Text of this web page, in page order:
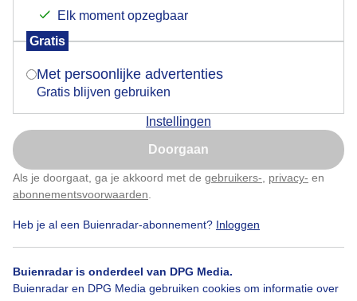
Elk moment opzegbaar
Gratis
Met persoonlijke advertenties
Gratis blijven gebruiken
Instellingen
Doorgaan
Als je doorgaat, ga je akkoord met de gebruikers- privacy- en
abonnementsvoorwaarden
Heb je al een Buienradar-abonnement? Inloggen
Buienradar is onderdeel van DPG Media.
Buienradar en DPG Media gebruiken cookies om informatie over
schaatsen op natuurijs… of toch nog even niet. De Schaatsradar
gaat namelijk niet over één nacht ijs, maar wordt mede mogelijk
Nederland. Op onze Schaatsradar staan dan ook uitsluitend
natuurijsbanen en toertochten die zijngoedgekeurd door de
Is goed, toon de popup
Nu niet, misschien later
Klik hierom dit aan te passen